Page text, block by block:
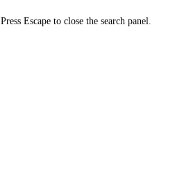
Press Escape to close the search panel.